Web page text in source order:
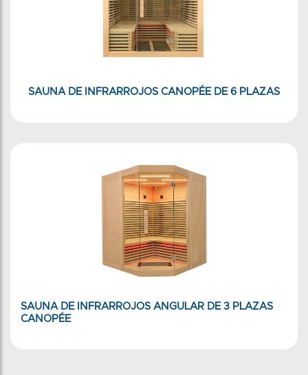
SAUNA DE INFRARROJOS CANOPÉE DE 6 PLAZAS
SAUNA DE INFRARROJOS ANGULAR DE 3 PLAZAS
CANOPÉE